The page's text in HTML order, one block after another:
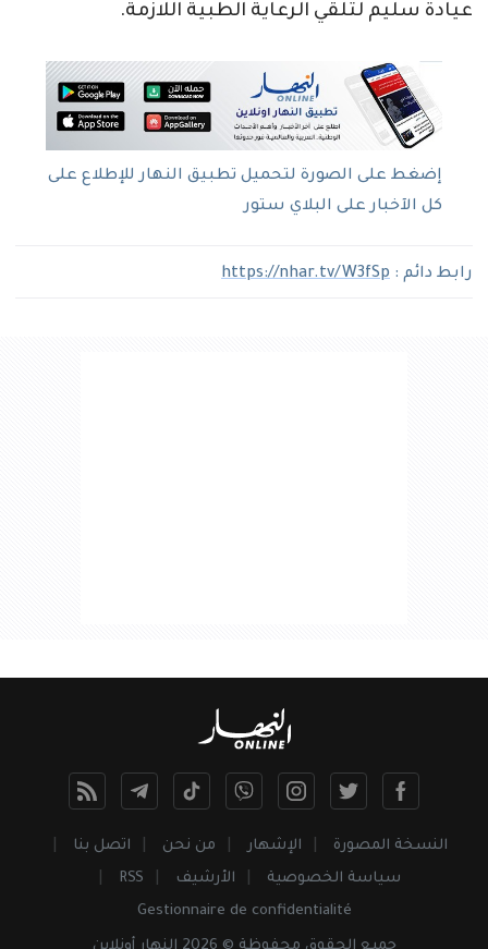
عيادة سليم لتلقي الرعاية الطبية اللازمة.
إضغط على الصورة لتحميل تطبيق النهار للإطلاع على
كل الآخبار على البلاي ستور
رابط دائم : https://nhar.tv/W3fSp
النسخة المصورة الإشهار من نحن
اتصل بنا
سياسة الخصوصية
الأرشيف
RSS
Gestionnaire de confidentialité